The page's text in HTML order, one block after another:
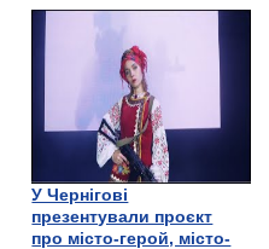
У Чернігові
презентували проєкт
про місто-герой, місто-